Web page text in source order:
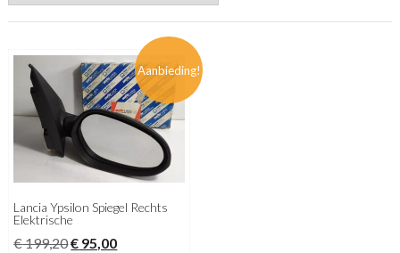
Aanbieding!
Lancia Ypsilon Spiegel Rechts
Elektrische
€199,20Oorspronkelijke
€ 95,00Huidige